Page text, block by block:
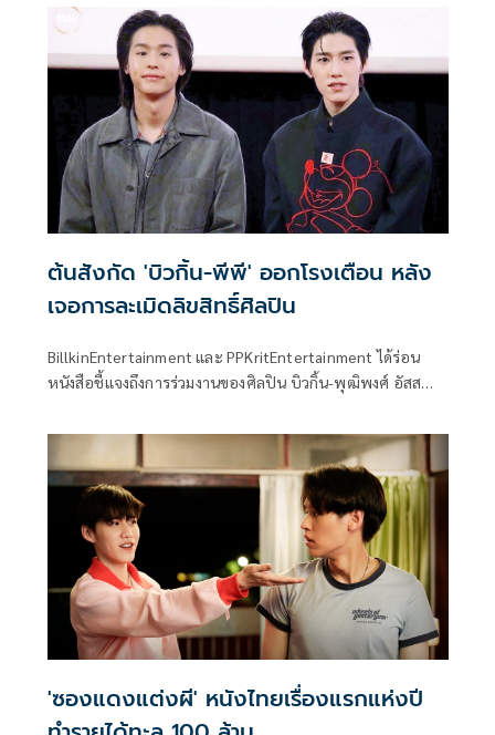
ต้นสังกัด 'บิวกิ้น-พีพี' ออกโรงเตือน หลัง
เจอการละเมิดลิขสิทธิ์ศิลปิน
BillkinEntertainment และ PPKritEntertainment ได้ร่อน
หนังสือชี้แจงถึงการร่วมงานของศิลปิน บิวกิ้น-พุฒิพงศ์ อัสส
Thailand แต่กลับมีหน่วยงานหรือบุคคลอื่นได้นำภาพและชื่อ
ของศิลปินไปใช้ในการทำกิจกรรมทางการตลาด โดยไม่ได้รับอนุ
ญาติ ถือเป็นการละเมิดลิขสิทธิ์ศิลปินและก่อให้เกิดความเสีย
หาย โดยมีใจความว่า
'ซองแดงแต่งผี' หนังไทยเรื่องแรกแห่งปี